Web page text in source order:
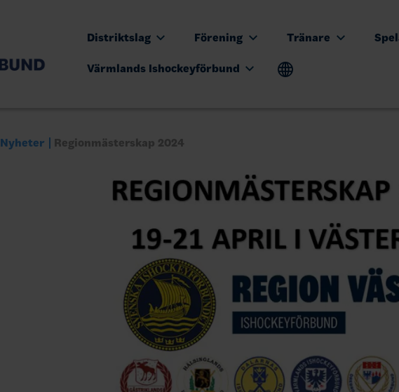
Distriktslag Förening Tränare
Värmlands Ishockeyförbund
Nyheter Regionmästerskap 2024